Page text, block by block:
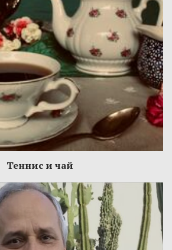
Теннис и чай